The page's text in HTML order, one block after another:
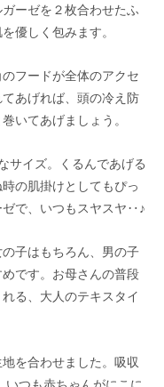
ーゼを２枚合わせたふ
優しく包みます。
フードが全体のアクセ
あげれば、頭の冷え防
いてあげましょう。
サイズ。くるんであげる
の肌掛けとしてもぴっ
ゼで、いつもスヤスヤ‥♪
子はもちろん、男の子
です。お母さんの普段
る、大人のテキスタイ
を合わせました。吸収
つも赤ちゃんがにこに